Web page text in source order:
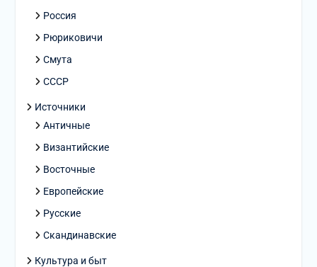
Россия
Рюриковичи
Смута
СССР
Источники
Античные
Византийские
Восточные
Европейские
Русские
Скандинавские
Культура и быт